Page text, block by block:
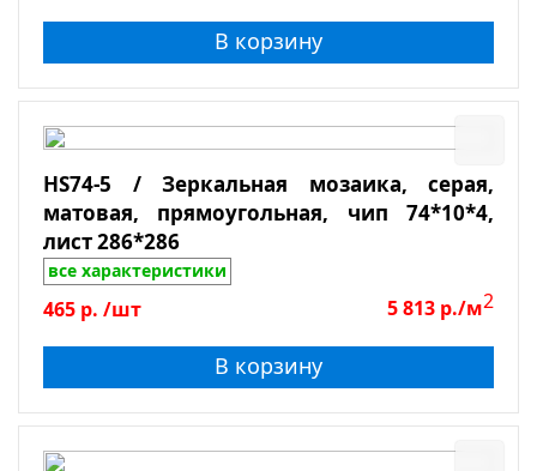
В корзину
HS74-5 / Зеркальная мозаика, серая,
матовая, прямоугольная, чип 74*10*4,
лист 286*286
все характеристики
465 р. /шт 5 813 р./м2
В корзину